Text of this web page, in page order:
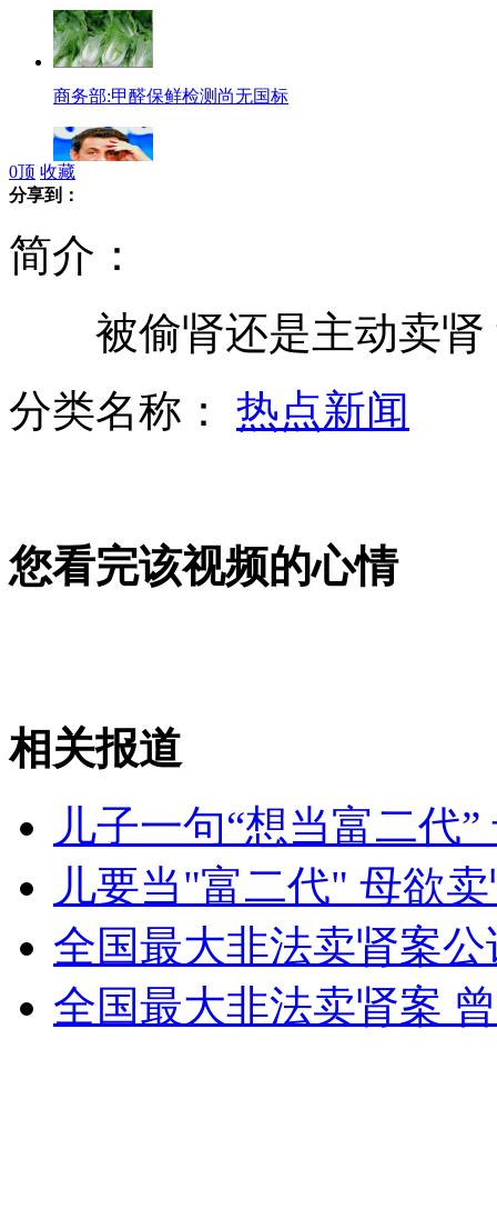
商务部:甲醛保鲜检测尚无国标
京港澳高速货车追尾 30吨西瓜遭哄抢
娱乐圈星妈的神秘背景
山西运城恶犬咬伤多人 警民合力深夜将其击毙
女孩北京地铁殴打老人 痛下狠手拳打脚踢
0顶 收藏
分享到：
简介：
被偷肾还是主动卖肾
分类名称： 热点新闻
您看完该视频的心情
相关报道
儿子一句“想当富二代
儿要当"富二代" 母欲
全国最大非法卖肾案
全国最大非法卖肾案